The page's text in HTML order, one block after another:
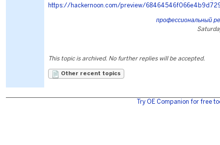
https://hackernoon.com/preview/
профессиональный
This topic is archived. No further replies will be accepted.
Other recent topics
Try OE Companion for free